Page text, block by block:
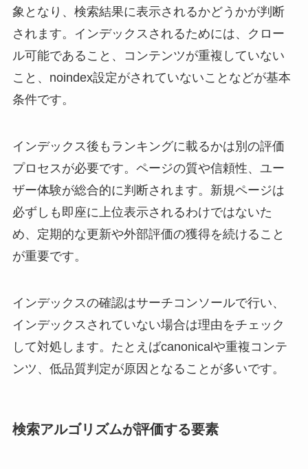
象となり、検索結果に表示されるかどうかが判断
されます。インデックスされるためには、クロー
ル可能であること、コンテンツが重複していない
こと、noindex設定がされていないことなどが基本
条件です。
インデックス後もランキングに載るかは別の評価
プロセスが必要です。ページの質や信頼性、ユー
ザー体験が総合的に判断されます。新規ページは
必ずしも即座に上位表示されるわけではないた
め、定期的な更新や外部評価の獲得を続けること
が重要です。
インデックスの確認はサーチコンソールで行い、
インデックスされていない場合は理由をチェック
して対処します。たとえばcanonicalや重複コンテ
ンツ、低品質判定が原因となることが多いです。
検索アルゴリズムが評価する要素